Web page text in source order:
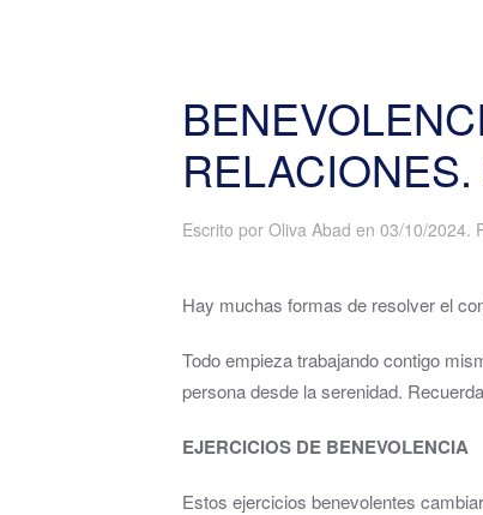
Escrito por Oliva Abad en 03/10/2024.
Hay muchas formas de resolver el
Todo empieza trabajando contigo
persona desde la serenidad.
EJERCICIOS DE BENEVOLENCIA
Estos ejercicios benevolentes